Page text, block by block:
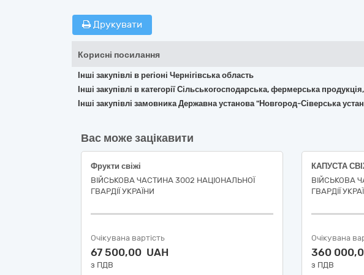
Друкувати
Корисні посилання
Інші закупівлі в регіоні Чернігівська область
Інші закупівлі в категорії Сільськогосподарська, фермерська
Інші закупівлі замовника Державна установа "Новгород-Сіверська
Вас може зацікавити
Фрукти свіжі
ВІЙСЬКОВА ЧАСТИНА 3002 НАЦІОНАЛЬНОЇ
ГВАРДІЇ УКРАЇНИ
Очікувана вартість
67 500,00 UAH
з ПДВ
КАПУСТА
ВІЙСЬКОВА
ГВАРДІЇ
Очікувана
360
з ПДВ